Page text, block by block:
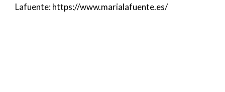
Lafuente:https://www.marialafuente.es/